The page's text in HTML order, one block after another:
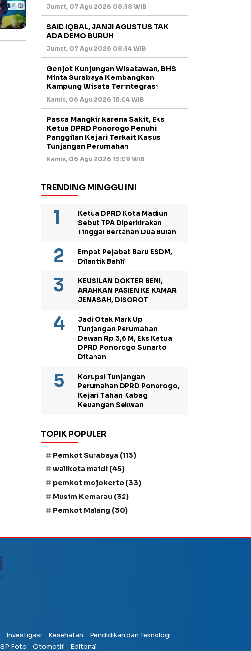
Jumat, 07 Agu 2026 08:38 WIB
SAID IQBAL, JANJI AGUSTUS TAK
ADA DEMO BURUH
Jumat, 07 Agu 2026 08:34 WIB
Genjot Kunjungan Wisatawan, BHS
Minta Surabaya Kembangkan
Kampung Wisata Terintegrasi
Kamis, 06 Agu 2026 15:04 WIB
Pasca Mangkir karena Sakit, Eks
Ketua DPRD Ponorogo Penuhi
Panggilan Kejari Terkait Kasus
Tunjangan Perumahan
Kamis, 06 Agu 2026 13:09 WIB
TRENDING MINGGU INI
Ketua DPRD Kota Madiun
Sebut TPA Diperkirakan
Tinggal Bertahan Dua Bulan
Empat Pejabat Baru ESDM,
Dilantik Bahlil
KEUSILAN DOKTER BENI,
ARAHKAN PASIEN KE KAMAR
JENASAH, DISOROT
Jadi Otak Mark Up
Tunjangan Perumahan
Dewan Rp 3,6 M, Eks Ketua
DPRD Ponorogo Sunarto
Ditahan
Korupsi Tunjangan
Perumahan DPRD Ponorogo,
Kejari Tahan Kabag
Keuangan Sekwan
TOPIK POPULER
Pemkot Surabaya (113)
walikota maidi (45)
pemkot mojokerto (33)
Musim Kemarau (32)
Pemkot Malang (30)
Investigasi Kesehatan
Pendidikan dan Teknologi
SP Foto Otomotif Editorial